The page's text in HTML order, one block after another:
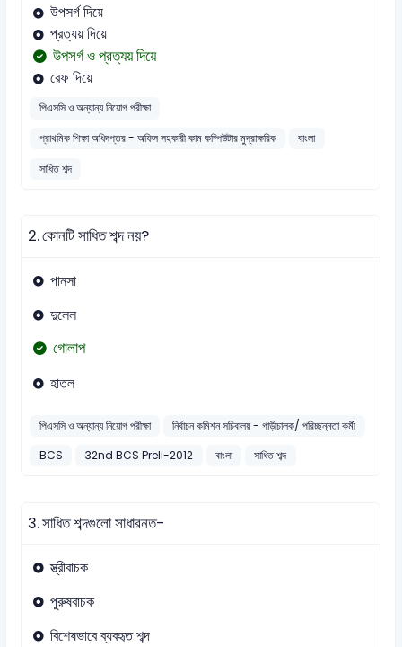
উপসর্গ দিয়ে
প্রত্যয় দিয়ে
উপসর্গ ও প্রত্যয় দিয়ে
রেফ দিয়ে
পিএসসি ও অন্যান্য নিয়োগ পরীক্ষা
প্রাথমিক শিক্ষা অধিদপ্তর - অফিস সহকারী কাম কম্পিউটার মুদ্রাক্ষরিক
বাংলা
সাধিত শব্দ
2.কোনটি সাধিত শব্দ নয়?
পানসা
দুলেল
গোলাপ
হাতল
পিএসসি ও অন্যান্য নিয়োগ পরীক্ষা
নির্বাচন কমিশন সচিবালয় - গাড়ীচালক/ পরিচ্ছন্নতা কর্মী
BCS
32nd BCS Preli-2012 বাংলা সাধিত শব্দ
3.সাধিত শব্দগুলো সাধারনত-
স্ত্রীবাচক
পুরুষবাচক
বিশেষভাবে ব্যবহৃত শব্দ